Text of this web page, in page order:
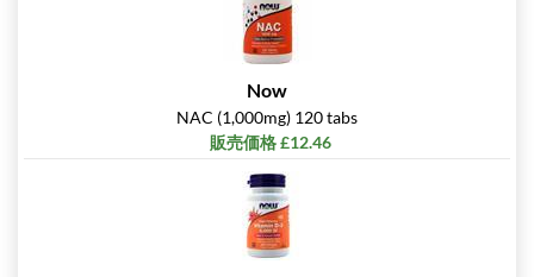
Now
NAC (1,000mg) 120 tabs
販売価格 £12.46